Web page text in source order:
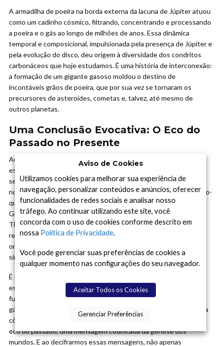
A armadilha de poeira na borda externa da lacuna de Júpiter atuou
como um cadinho cósmico, filtrando, concentrando e processando
a poeira e o gás ao longo de milhões de anos. Essa dinâmica
temporal e composicional, impulsionada pela presença de Júpiter e
pela evolução do disco, deu origem à diversidade dos condritos
carbonáceos que hoje estudamos. É uma história de interconexão:
a formação de um gigante gasoso moldou o destino de
incontáveis grãos de poeira, que por sua vez se tornaram os
precursores de asteroides, cometas e, talvez, até mesmo de
outros planetas.
Uma Conclusão Evocativa: O Eco do
Passado no Presente
Ao olharmos para um fragmento de condrito carbonáceo, não
estamos apenas contemplando uma rocha antiga. Estamos
segurando em nossas mãos um pedaço da história primordial do
nosso sistema solar, um testemunho silencioso de um balé cósmo-
químico que durou milhões de anos. O estudo de Nerea
Gurrutxaga, Joanna Drążkowska, Vignesh Vaikundaraman e
Thorsten Kleine nos oferece uma partitura para essa dança,
revelando como a dinâmica de um disco protoplanetário,
orquestrada por um planeta gigante, pode explicar a complexa
sinfonia de composições e idades que vemos nos meteoritos.
É uma narrativa que transcende a mera catalogação de rochas
espaciais. Ela nos conecta diretamente aos processos
fundamentais que transformaram uma nuvem difusa de poeira e
gás em um sistema planetário rico e diversificado. Cada CAI, cada
côndrulo, cada grão de matriz em um condrito carbonáceo é um
eco do passado, uma mensagem codificada da gênese dos
mundos. E ao decifrarmos essas mensagens, não apenas
Aviso de Cookies
Utilizamos cookies para melhorar sua experiência de
navegação, personalizar conteúdos e anúncios, oferecer
funcionalidades de redes sociais e analisar nosso
tráfego. Ao continuar utilizando este site, você
concorda com o uso de cookies conforme descrito em
nossa Política de Privacidade.
Você pode gerenciar suas preferências de cookies a
qualquer momento nas configurações do seu navegador.
Aceitar Todos os Cookies
Gerenciar Preferências